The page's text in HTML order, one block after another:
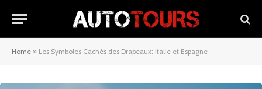
Home » Les Symboles Cachés des Drapeaux: Italie et Espagne